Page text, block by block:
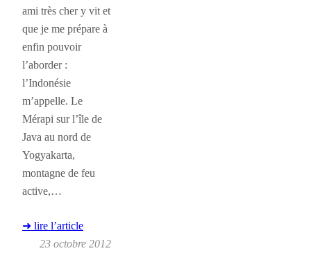
ami très cher y vit et
que je me prépare à
enfin pouvoir
l’aborder :
l’Indonésie
m’appelle. Le
Mérapi sur l’île de
Java au nord de
Yogyakarta,
montagne de feu
active,…
➜ lire l’article
23 octobre 2012